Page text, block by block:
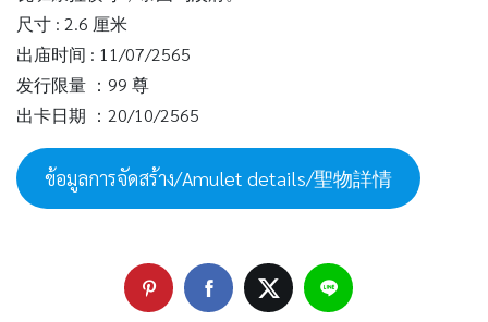
尺寸 : 2.6 厘米
出庙时间 : 11/07/2565
发行限量 ：99 尊
出卡日期 ：20/10/2565
ข้อมูลการจัดสร้าง/Amulet details/聖物詳情